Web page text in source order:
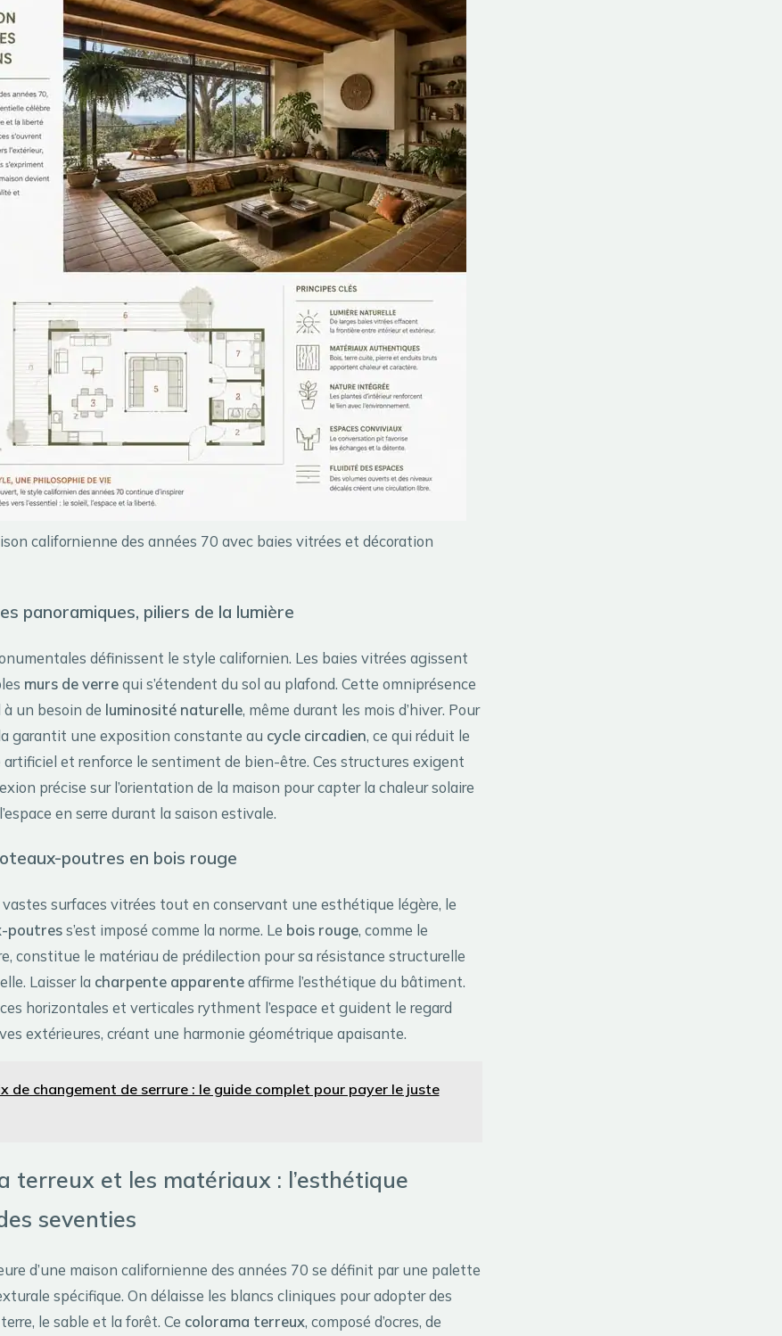
californienne des années 70 avec baies vitrées et décoration
panoramiques, piliers de la lumière
définissent le style californien. Les baies vitrées agissent
murs de verrequi s’étendent du sol au plafond. Cette omniprésence
un besoin de luminosité naturelle, même durant les mois d’hiver. Pour
garantit une exposition constante au cycle circadien, ce qui réduit le
artificiel et renforce le sentiment de bien-être. Ces structures exigent
précise sur l’orientation de la maison pour capter la chaleur solaire
en serre durant la saison estivale.
poutres en bois rouge
surfaces vitrées tout en conservant une esthétique légère, le
poutress’est imposé comme la norme. Le bois rouge, comme le
constitue le matériau de prédilection pour sa résistance structurelle
Laisser la charpente apparenteaffirme l’esthétique du bâtiment.
horizontales et verticales rythment l’espace et guident le regard
extérieures, créant une harmonie géométrique apaisante.
de changement de serrure : le guide complet pour payer le juste
terreux et les matériaux : l’esthétique
seventies
d’une maison californienne des années 70 se définit par une palette
spécifique. On délaisse les blancs cliniques pour adopter des
le sable et la forêt. Ce colorama terreux, composé d’ocres, de